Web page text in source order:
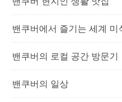
밴쿠버에서 즐기는 세계 미
밴쿠버의 로컬 공간 방문기
밴쿠버의 일상